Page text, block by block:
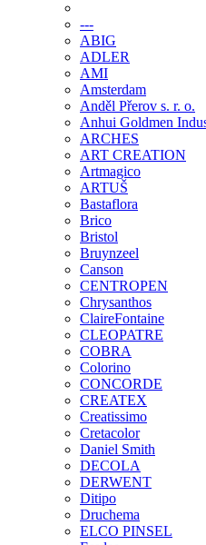
---
ABIG
ADLER
AMI
Amsterdam
Anděl Přerov s. r. o.
Anhui Goldmen
ARCHES
ART CREATION
Artmagico
ARTUŠ
Bastaflora
Brico
Bristol
Bruynzeel
Canson
CENTROPEN
Chrysanthos
ClaireFontaine
CLEOPATRE
COBRA
Colorino
CONCORDE
CREATEX
Creatissimo
Cretacolor
Daniel Smith
DECOLA
DERWENT
Ditipo
Druchema
ELCO PINSEL